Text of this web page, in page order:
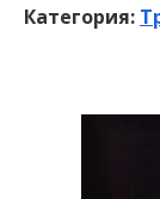
Категория: